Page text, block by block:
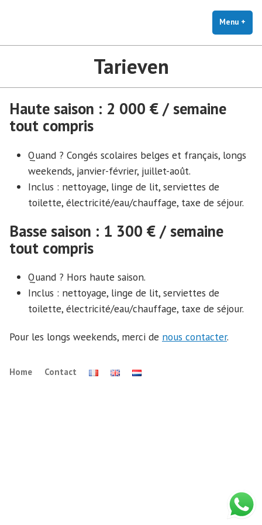
Menu +
Tarieven
Haute saison : 2 000 € / semaine
tout compris
Quand ? Congés scolaires belges et français, longs
weekends, janvier-février, juillet-août.
Inclus : nettoyage, linge de lit, serviettes de
toilette, électricité/eau/chauffage, taxe de séjour.
Basse saison : 1 300 € / semaine
tout compris
Quand ? Hors haute saison.
Inclus : nettoyage, linge de lit, serviettes de
toilette, électricité/eau/chauffage, taxe de séjour.
Pour les longs weekends, merci de nous contacter.
Home Contact